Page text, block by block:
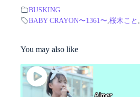
BUSKING
BABY CRAYON〜1361〜 桜木こと
You may also like